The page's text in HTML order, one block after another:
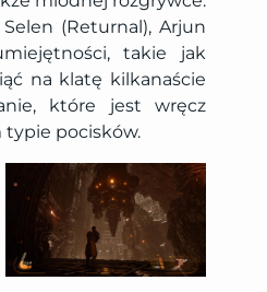
(Returnal), Arjun
takie jak
na klatę kilkanaście
które jest wręcz
pocisków.